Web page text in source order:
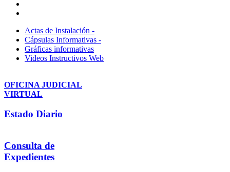
Actas de Instalación -
Cápsulas Informativas -
Gráficas informativas
Videos Instructivos Web
OFICINA JUDICIAL
VIRTUAL
Estado Diario
Consulta de
Expedientes